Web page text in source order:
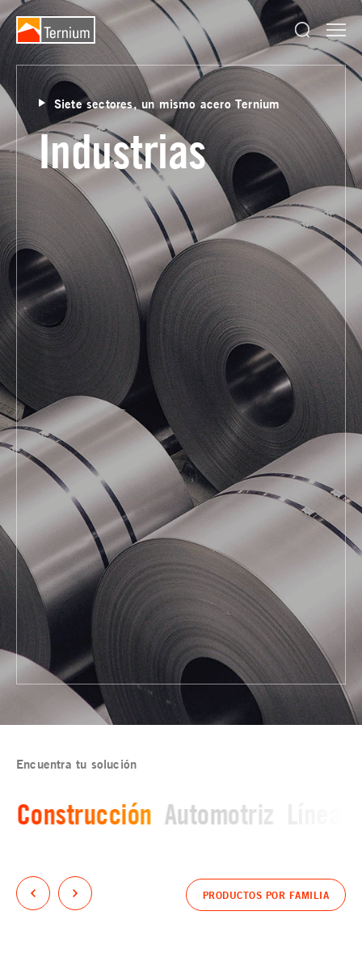
Siete sectores, un mismo acero Ternium
Industrias
Encuentra tu solución
Construcción Automotriz
PRODUCTOS POR FAMILIA